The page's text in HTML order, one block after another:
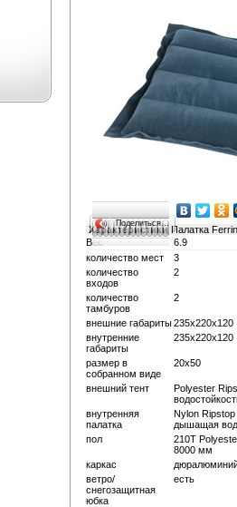
Поделиться…
ХарактеристикиПалатка
Вес
6.9
количество мест
3
количество
входов
2
количество
тамбуров
2
внешние габариты235x220x120
внутренние
габариты
235x220x120
размер в
собранном виде
20x50
внешний тент
Polyester
внутренняя
палатка
Nylon
дышащая
пол
210T
8000 мм
каркас
ветро/
снегозащитная
юбка
есть